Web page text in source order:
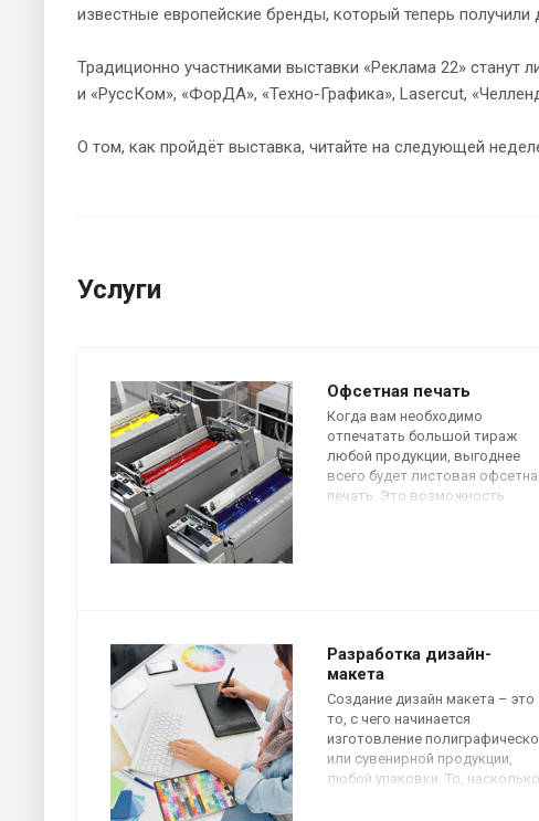
известные европейские бренды, который теперь
Традиционно участниками выставки «Реклама 22» станут
и «РуссКом», «ФорДА», «Техно-Графика», Lasercut,
О том, как пройдёт выставка, читайте на следующей
Услуги
Офсетная печать
Когда вам необходимо
отпечатать большой тираж
любой продукции, выгоднее
всего будет листовая
печать. Это возможность
Разработка дизайн-
макета
Создание дизайн макета – это
то, с чего начинается
изготовление
или сувенирной продукции,
любой упаковки. То, насколько